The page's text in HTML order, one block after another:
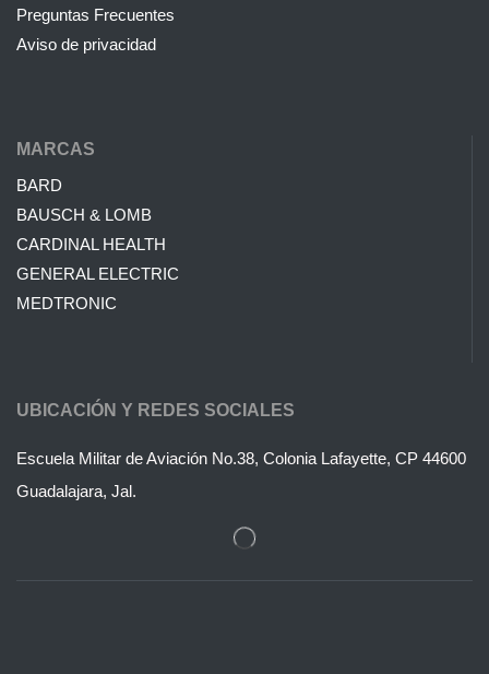
Preguntas Frecuentes
Aviso de privacidad
MARCAS
BARD
BAUSCH & LOMB
CARDINAL HEALTH
GENERAL ELECTRIC
MEDTRONIC
UBICACIÓN Y REDES SOCIALES
Escuela Militar de Aviación No.38, Colonia Lafayette, CP 44600
Guadalajara, Jal.